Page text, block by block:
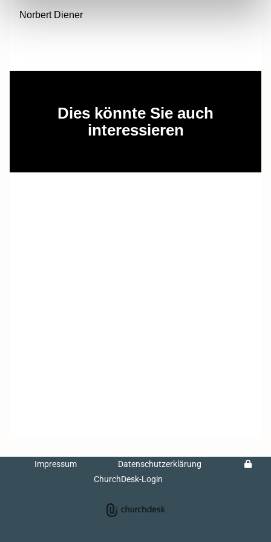
Norbert Diener
Dies könnte Sie auch
interessieren
Impressum
Datenschutzerklärung
ChurchDesk-Login